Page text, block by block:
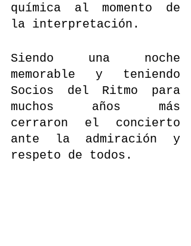
química al momento de
la interpretación.
Siendo una noche
memorable y teniendo
Socios del Ritmo para
muchos años más
cerraron el concierto
ante la admiración y
respeto de todos.